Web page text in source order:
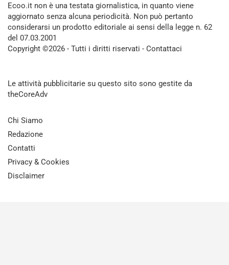
Ecoo.it non è una testata giornalistica, in quanto viene
aggiornato senza alcuna periodicità. Non può pertanto
considerarsi un prodotto editoriale ai sensi della legge n. 62
del 07.03.2001
Copyright ©2026 - Tutti i diritti riservati - Contattaci
Le attività pubblicitarie su questo sito sono gestite da
theCoreAdv
Chi Siamo
Redazione
Contatti
Privacy & Cookies
Disclaimer